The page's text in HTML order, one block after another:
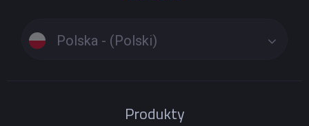
Polska - (Polski)
Produkty